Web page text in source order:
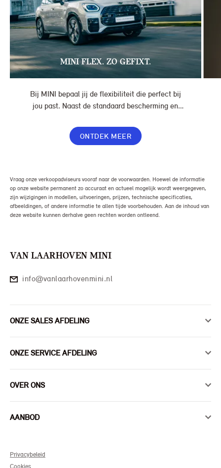
MINI FLEX. ZO GEFIXT.
Bij MINI bepaal jij de flexibiliteit die perfect bij
jou past. Naast de standaard bescherming en
lease nog meer flexibiliteit met Switch of Flex
Premium.
ONTDEK MEER
Vraag onze verkoopadviseurs vooraf naar de voorwaarden. Hoewel de informatie
op onze website permanent zo accuraat en actueel mogelijk wordt weergegeven,
zijn wijzigingen in modellen, uitvoeringen, prijzen, technische specificaties,
afbeeldingen, of andere informatie te allen tijde voorbehouden. Aan de inhoud van
deze website kunnen derhalve geen rechten worden ontleend.
VAN LAARHOVEN MINI
info@vanlaarhovenmini.nl
ONZE SALES AFDELING
ONZE SERVICE AFDELING
OVER ONS
AANBOD
Privacybeleid
Cookies